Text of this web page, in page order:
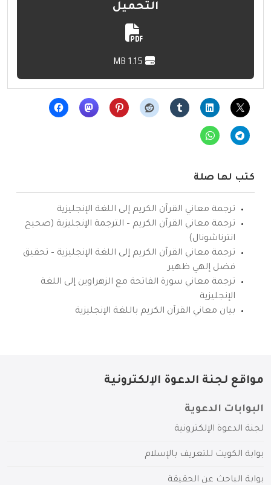
التحميل
كتب لها صلة
ترجمة معاني القرآن الكريم إلى اللغة الإنجليزية
ترجمة معاني القرآن الكريم – الترجمة الإنجليزية (صحيح
انترناشونال)
ترجمة معاني القرآن الكريم إلى اللغة الإنجليزية – تحقيق
فضل إلهي ظهير
ترجمة معاني سورة الفاتحة مع الزهراوين إلى اللغة
الإنجليزية
بيان معاني القرآن الكريم باللغة الإنجليزية
مواقع لجنة الدعوة الإلكترونية
البوابات الدعوية
لجنة الدعوة الإلكترونية
بوابة الكويت للتعريف بالإسلام
بوابة الباحث عن الحقيقة